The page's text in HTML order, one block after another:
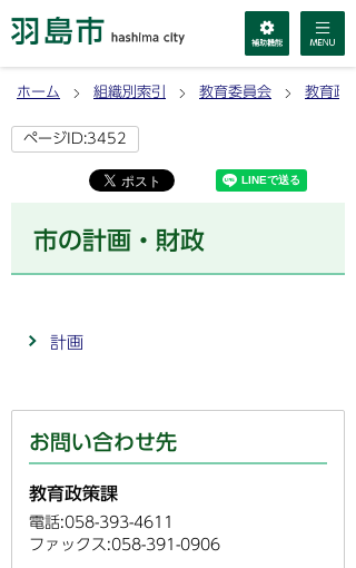
ホーム 組織別索引 教育委員会 教育政
ページID:3452
市の計画・財政
計画
お問い合わせ先
教育政策課
電話:058-393-4611
ファックス:058-391-0906